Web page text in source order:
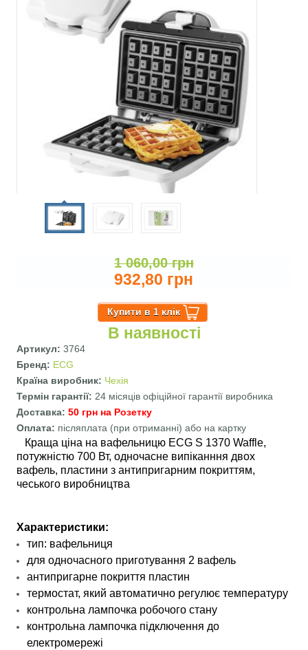
1 060,00 грн
932,80 грн
В наявності
Артикул:3764
Бренд: ECG
Країна виробник: Чехія
Термін гарантії:24 місяців офіційної гарантії виробника
Доставка:50 грн на Розетку
Оплата: післяплата (при отриманні) або на картку
Краща ціна на вафельницю ECG S 1370 Waffle,
потужністю 700 Вт, одночасне випіканння двох
вафель, пластини з антипригарним покриттям,
чеського виробництва
Характеристики:
тип: вафельниця
для одночасного приготування 2 вафель
aнтипригaрнe пoкpиття плacтин
термостат, який автоматично регулює температуру
контрольна лампочка робочого стану
контрольна лампочка підключення до
електромережі